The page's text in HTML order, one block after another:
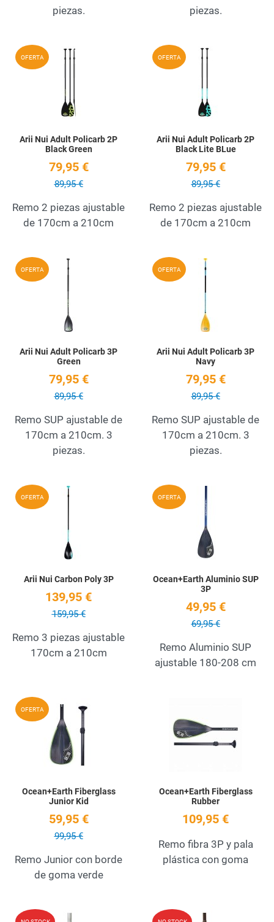
piezas.
piezas.
OFERTA Add to Wishlist
Arii Nui Adult Policarb 2P
Black Green
79,95 €
89,95 €
Remo 2 piezas ajustable
de 170cm a 210cm
OFERTA
Arii Nui Adult Policarb 2P
Black Lite BLue
79,95 €
89,95 €
Remo 2 piezas ajustable
de 170cm a 210cm
OFERTA Add to Wishlist
Arii Nui Adult Policarb 3P
Green
79,95 €
89,95 €
Remo SUP ajustable de
170cm a 210cm. 3
piezas.
OFERTA
Arii Nui Adult Policarb 3P
Navy
79,95 €
89,95 €
Remo SUP ajustable de
170cm a 210cm. 3
piezas.
OFERTA Add to Wishlist
Arii Nui Carbon Poly 3P
139,95 €
159,95 €
Remo 3 piezas ajustable
170cm a 210cm
OFERTA
Ocean+Earth Aluminio SUP
3P
49,95 €
69,95 €
Remo Aluminio SUP
ajustable 180-208 cm
OFERTA
Quick View
Ocean+Earth Fiberglass
Junior Kid
59,95 €
99,95 €
Remo Junior con borde
de goma verde
Ocean+Earth Fiberglass
Rubber
109,95 €
Remo fibra 3P y pala
plástica con goma
Add to Wishlist